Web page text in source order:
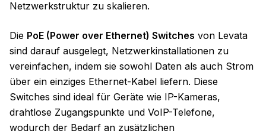
Netzwerkstruktur zu skalieren.
Die PoE (Power over Ethernet) Switches von Levata
sind darauf ausgelegt, Netzwerkinstallationen zu
vereinfachen, indem sie sowohl Daten als auch Strom
über ein einziges Ethernet-Kabel liefern. Diese
Switches sind ideal für Geräte wie IP-Kameras,
drahtlose Zugangspunkte und VoIP-Telefone,
wodurch der Bedarf an zusätzlichen